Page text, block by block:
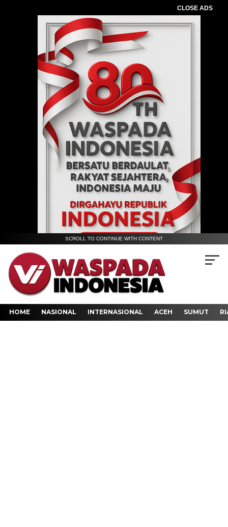
CLOSE ADS
SCROLL TO CONTINUE WITH CONTENT
HOME NASIONAL INTERNASIONAL ACEH SUMUT